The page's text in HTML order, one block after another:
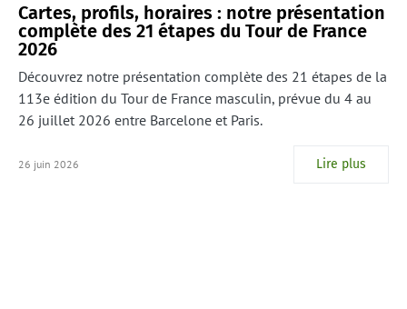
Cartes, profils, horaires : notre présentation
complète des 21 étapes du Tour de France
2026
Découvrez notre présentation complète des 21 étapes de la
113e édition du Tour de France masculin, prévue du 4 au
26 juillet 2026 entre Barcelone et Paris.
26 juin 2026 Lire plus